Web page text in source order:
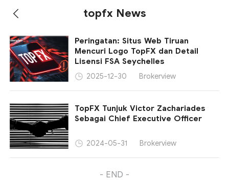
topfx News
Peringatan: Situs Web Tiruan
Mencuri Logo TopFX dan Detail
Lisensi FSA Seychelles
2025-12-30 Brokerview
TopFX Tunjuk Victor Zachariades
Sebagai Chief Executive Officer
2024-05-31 Brokerview
- END -